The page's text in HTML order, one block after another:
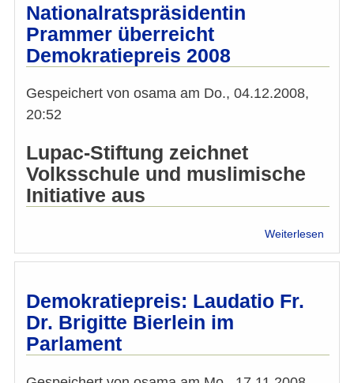
Nationalratspräsidentin
Prammer überreicht
Demokratiepreis 2008
Gespeichert von osama am Do., 04.12.2008,
20:52
Lupac-Stiftung zeichnet
Volksschule und muslimische
Initiative aus
Weiterlesen
Demokratiepreis: Laudatio Fr.
Dr. Brigitte Bierlein im
Parlament